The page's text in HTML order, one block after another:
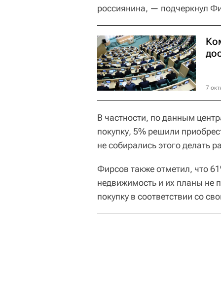
россиянина, — подчеркнул
7
В частности, по данным
покупку, 5% решили
не собирались этого делать
Фирсов также отметил, что
недвижимость и их планы не
покупку в соответствии со